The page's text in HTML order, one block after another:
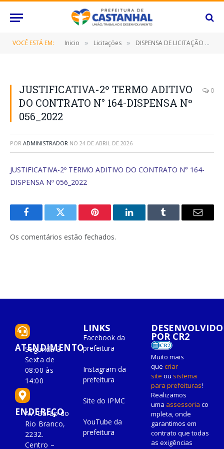
VOCÊ ESTÁ EM: Inicio » Licitações » DISPENSA DE LICITAÇÃO Nº 056/2022 (CONTRATO É A AQUISIÇÃO DE SOLUÇÃO GOOGLE PARA E-MAILS E ARMAZENAMENTO EM NUVEM AOS FUNCIONÁRIOS DESTE MUNICÍPIO)
JUSTIFICATIVA-2º TERMO ADITIVO
DO CONTRATO N° 164-DISPENSA Nº
056_2022
0
POR ADMINISTRADOR NO 24 DE ABRIL DE 2026
JUSTIFICATIVA-2º TERMO ADITIVO DO CONTRATO N° 164-
DISPENSA Nº 056_2022
FacebookTwitter Pinterest O
Tumblr
E-
Os comentários estão fechados.
ATENDIMENTO
Segunda à
Sexta de
08:00 às
14:00
ENDEREÇO
Av. Barão do
Rio Branco,
2232.
Centro –
LINKS
Facebook da
prefeitura
Instagram da
prefeitura
Site do IPMC
YouTube da
prefeitura
DESENVOLVIDO
POR CR2
Muito mais
que criar
site ou sistema
para prefeituras!
Realizamos
uma assessoria co
mpleta, onde
garantimos em
contrato que todas
as exigências